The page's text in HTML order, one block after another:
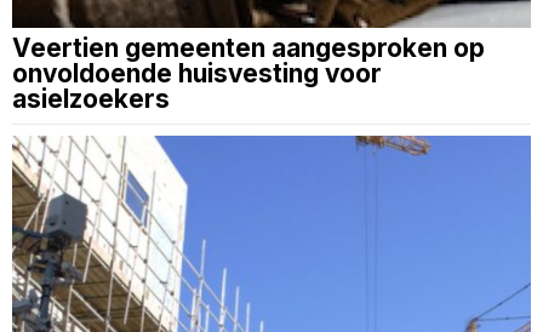
Veertien gemeenten aangesproken op
onvoldoende huisvesting voor
asielzoekers